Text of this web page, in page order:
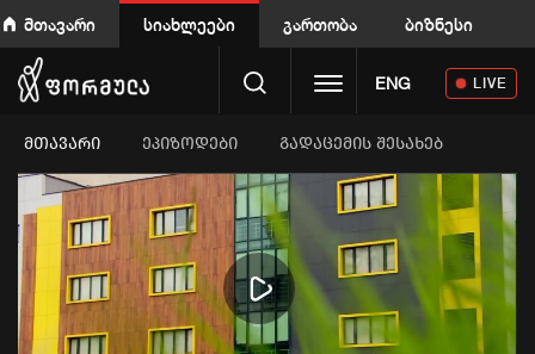
მთავარი სიახლეები გართობა ბიზნესი
Toggle navigation
ENG LIVE
ᲛᲗᲐᲕᲐᲠᲘ ეპიზოდები გადაცემის შესახებ
Play